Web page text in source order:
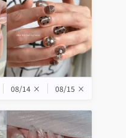
08/14 × 08/15 ×